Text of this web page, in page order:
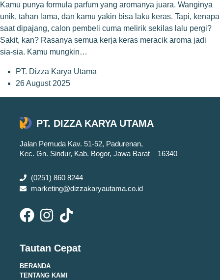
Kamu punya formula parfum yang aromanya juara. Wanginya
unik, tahan lama, dan kamu yakin bisa laku keras. Tapi, kenapa
saat dipajang, calon pembeli cuma melirik sekilas lalu pergi?
Sakit, kan? Rasanya semua kerja keras meracik aroma jadi
sia-sia. Kamu mungkin…
PT. Dizza Karya Utama
26 August 2025
PT. DIZZA KARYA UTAMA
Jalan Pemuda Kav. 51-52, Padurenan,
Kec. Gn. Sindur, Kab. Bogor, Jawa Barat – 16340
(0251) 860 8244
marketing@dizzakaryautama.co.id
Tautan Cepat
BERANDA
TENTANG KAMI